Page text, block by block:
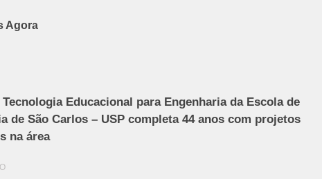
Agora
Educacional para Engenharia da Escola de
de São Carlos – USP completa 44 anos com projetos
na área